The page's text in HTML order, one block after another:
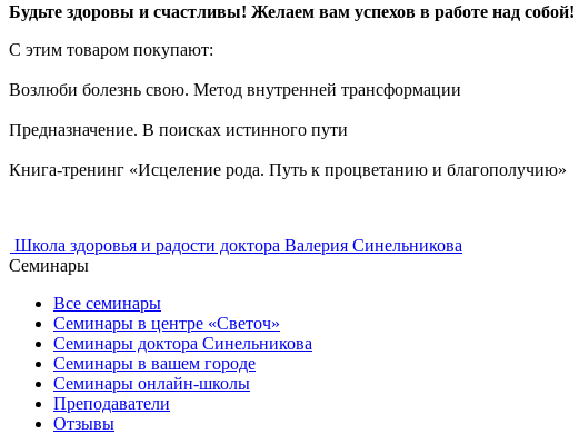
Будьте здоровы и счастливы! Желаем вам успехов в работе над собой!
С этим товаром покупают:
Возлюби болезнь свою. Метод внутренней трансформации
Предназначение. В поисках истинного пути
Книга-тренинг «Исцеление рода. Путь к процветанию и благополучию»
Школа здоровья и радости доктора Валерия Синельникова
Семинары
Все семинары
Семинары в центре «Светоч»
Семинары доктора Синельникова
Семинары в вашем городе
Семинары онлайн-школы
Преподаватели
Отзывы